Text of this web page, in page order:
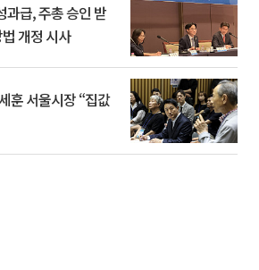
과급, 주총 승인 받
개정 시사
훈 서울시장 “집값